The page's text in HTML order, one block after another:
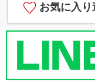
お気に入り